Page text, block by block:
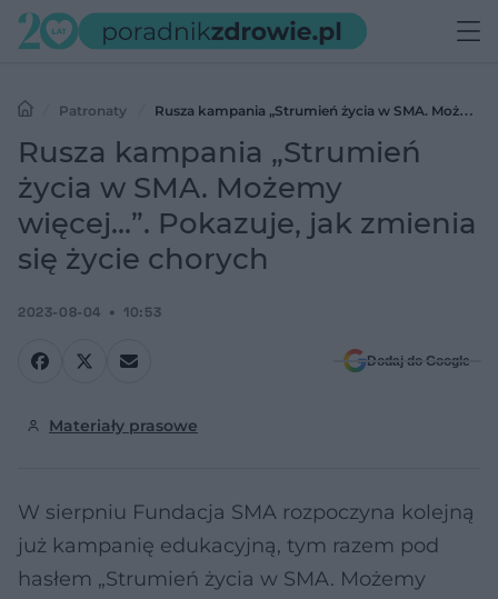
Patronaty
Rusza kampania „Strumień życia w SMA. Możemy
więcej…”. Pokazuje, jak zmienia się życie chorych
Rusza kampania „Strumień
życia w SMA. Możemy
więcej…”. Pokazuje, jak zmienia
się życie chorych
2023-08-04 10:53
Dodaj do Google
Materiały prasowe
W sierpniu Fundacja SMA rozpoczyna kolejną
już kampanię edukacyjną, tym razem pod
hasłem „Strumień życia w SMA. Możemy